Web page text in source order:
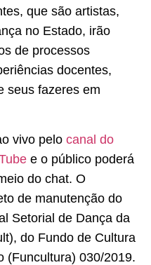
que são artistas,
no Estado, irão
de processos
docentes,
seus fazeres em
vivo pelo canal do
e o público poderá
do chat. O
de manutenção do
Setorial de Dança da
do Fundo de Cultura
(Funcultura) 030/2019.